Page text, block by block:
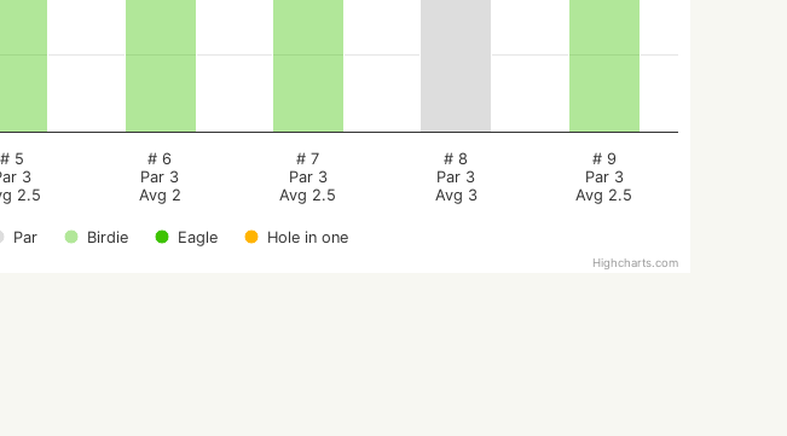
Par Birdie Eagle Hole in one
# 5
3
2.5
# 6
Par 3
Avg 2
# 7
Par 3
Avg 2.5
# 8
Par 3
Avg 3
# 9
Par 3
Avg 2.5
Highcharts.com